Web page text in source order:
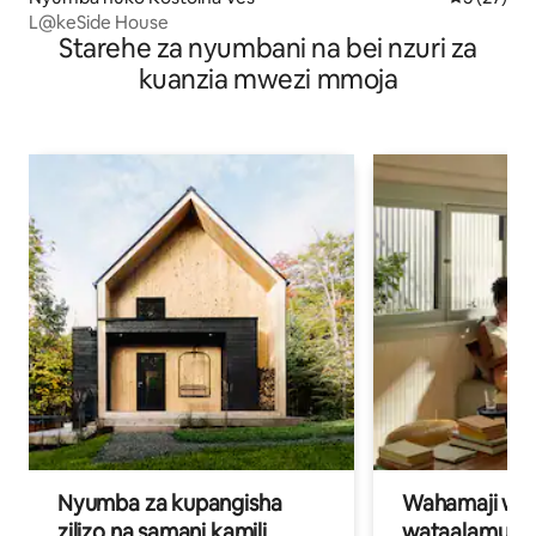
L@keSide House
Starehe za nyumbani na bei nzuri za
kuanzia mwezi mmoja
Nyumba za kupangisha
Wahamaji